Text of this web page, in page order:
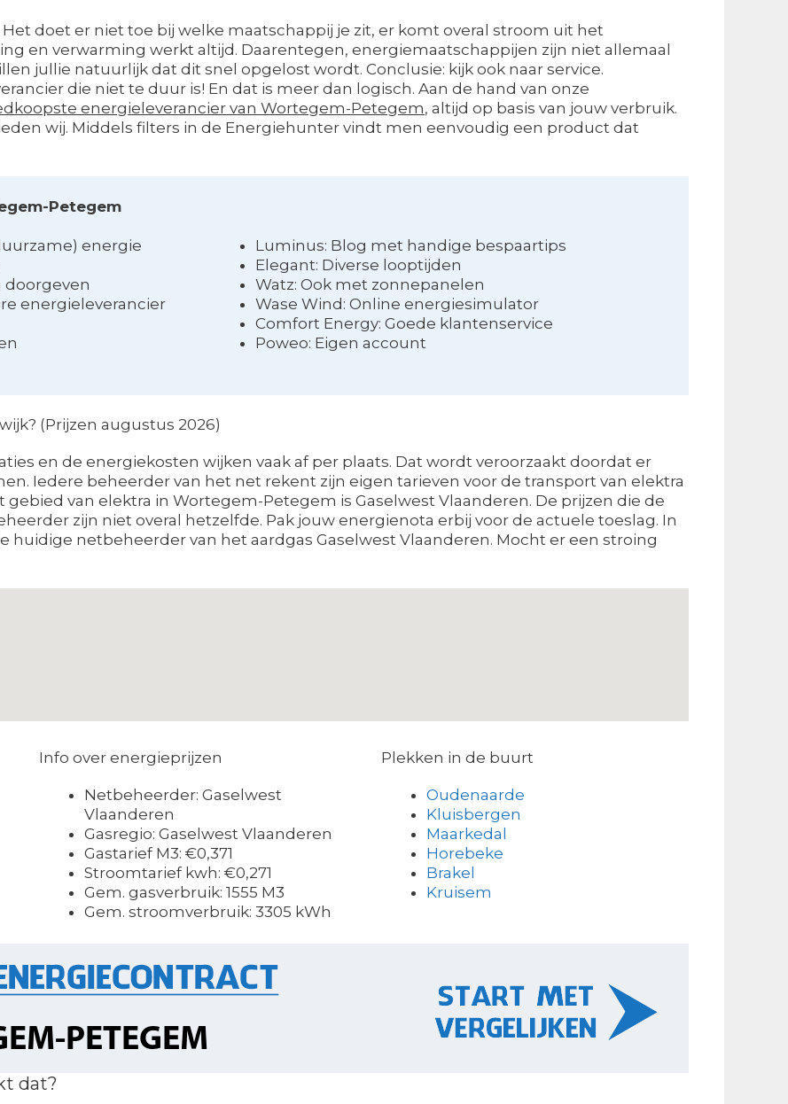
doet er niet toe bij welke maatschappij je zit, er komt overal stroom uit het
en verwarming werkt altijd. Daarentegen, energiemaatschappijen zijn niet allemaal
jullie natuurlijk dat dit snel opgelost wordt. Conclusie: kijk ook naar service.
die niet te duur is! En dat is meer dan logisch. Aan de hand van onze
energieleverancier van Wortegem-Petegem, altijd op basis van jouw verbruik.
wij. Middels filters in de Energiehunter vindt men eenvoudig een product dat
Petegem
energie
doorgeven
energieleverancier
Luminus: Blog met handige bespaartips
Elegant: Diverse looptijden
Watz: Ook met zonnepanelen
Wase Wind: Online energiesimulator
Comfort Energy: Goede klantenservice
Poweo: Eigen account
(Prijzen augustus 2026)
en de energiekosten wijken vaak af per plaats. Dat wordt veroorzaakt doordat er
Iedere beheerder van het net rekent zijn eigen tarieven voor de transport van elektra
van elektra in Wortegem-Petegem is Gaselwest Vlaanderen. De prijzen die de
zijn niet overal hetzelfde. Pak jouw energienota erbij voor de actuele toeslag. In
netbeheerder van het aardgas Gaselwest Vlaanderen. Mocht er een stroing
Info over energieprijzen
Netbeheerder: Gaselwest
Vlaanderen
Gasregio: Gaselwest Vlaanderen
Gastarief M3: €0,371
Stroomtarief kwh: €0,271
Gem. gasverbruik: 1555 M3
Gem. stroomverbruik: 3305 kWh
Plekken in de buurt
Oudenaarde
Kluisbergen
Maarkedal
Horebeke
Brakel
Kruisem
dat?